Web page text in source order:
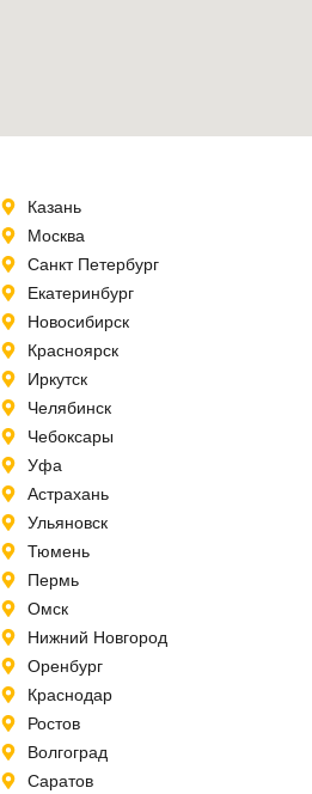
Казань
Москва
Санкт Петербург
Екатеринбург
Новосибирск
Красноярск
Иркутск
Челябинск
Чебоксары
Уфа
Астрахань
Ульяновск
Тюмень
Пермь
Омск
Нижний Новгород
Оренбург
Краснодар
Ростов
Волгоград
Саратов